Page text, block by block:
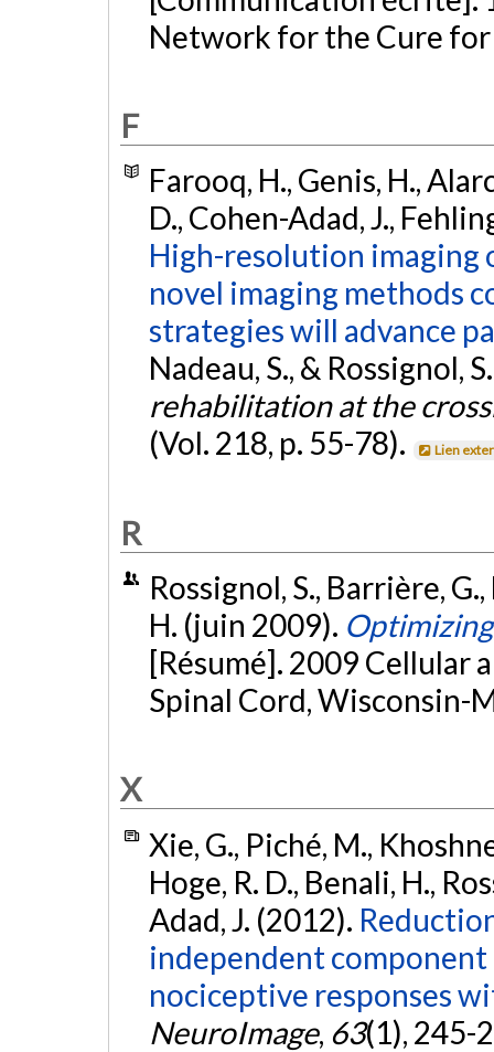
Network for the Cure
F
Farooq, H., Genis, H.,
D., Cohen-Adad, J.,
High-resolution imaging
novel imaging methods
strategies will advance
Nadeau, S., & Rossignol,
rehabilitation at the
(Vol. 218, p. 55-78).
Lien
R
Rossignol, S., Barrière,
H. (juin 2009).
[Résumé]. 2009 Cellular
Spinal Cord, Wisconsin-
X
Xie, G., Piché, M.,
Hoge, R. D., Benali, H.,
Adad, J. (2012).
independent
nociceptive responses
NeuroImage, 63(1), 245-